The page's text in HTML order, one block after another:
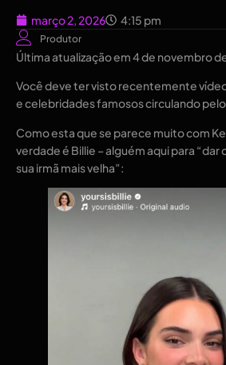
março 2, 2026 4:15 pm
Produtor
Última atualização em4 de novembro
Você deve ter visto recentemente
e celebridades famosos circulando
Como esta que se parece muito com
verdade é Billie – alguém aqui para
sua irmã mais velha”: